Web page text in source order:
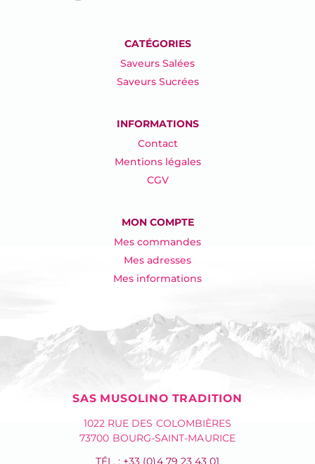
CATÉGORIES
Saveurs Salées
Saveurs Sucrées
INFORMATIONS
Contact
Mentions légales
CGV
MON COMPTE
Mes commandes
Mes adresses
Mes informations
SAS MUSOLINO TRADITION
1022 RUE DES COLOMBIÈRES
73700 BOURG-SAINT-MAURICE
TÉL. : +33 (0)4 79 23 43 01